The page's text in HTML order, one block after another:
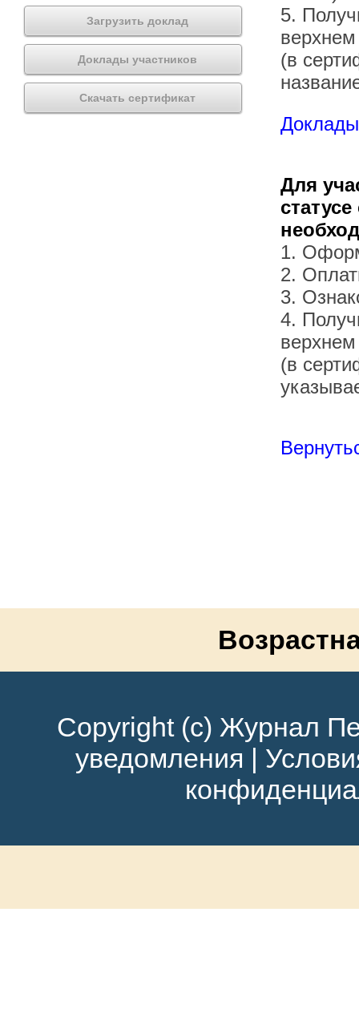
Загрузить доклад
Доклады участников
Скачать сертификат
5.
(в
Для
1.
2.
3.
4.
(в
Copyright (c) Журнал
уведомления |